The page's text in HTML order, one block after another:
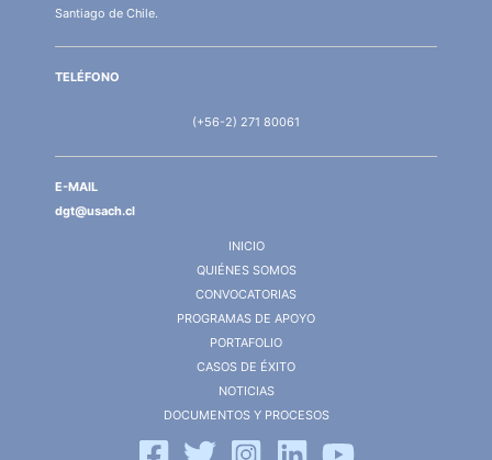
Santiago de Chile.
TELÉFONO
(+56-2) 271 80061
E-MAIL
dgt@usach.cl
INICIO
QUIÉNES SOMOS
CONVOCATORIAS
PROGRAMAS DE APOYO
PORTAFOLIO
CASOS DE ÉXITO
NOTICIAS
DOCUMENTOS Y PROCESOS